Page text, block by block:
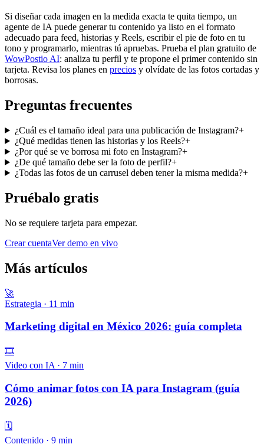
Si diseñar cada imagen en la medida exacta te quita tiempo, un
agente de IA puede generar tu contenido ya listo en el formato
adecuado para feed, historias y Reels, escribir el pie de foto en tu
tono y programarlo, mientras tú apruebas. Prueba el plan gratuito de
WowPostio AI: analiza tu perfil y te propone el primer contenido sin
tarjeta. Revisa los planes en precios y olvídate de las fotos cortadas y
borrosas.
Preguntas frecuentes
¿Cuál es el tamaño ideal para una publicación de Instagram?+
¿Qué medidas tienen las historias y los Reels?+
¿Por qué se ve borrosa mi foto en Instagram?+
¿De qué tamaño debe ser la foto de perfil?+
¿Todas las fotos de un carrusel deben tener la misma medida?+
Pruébalo gratis
No se requiere tarjeta para empezar.
Crear cuentaVer demo en vivo
Más artículos
🚀
Estrategia · 11 min
Marketing digital en México 2026: guía completa
🎞️
Video con IA · 7 min
Cómo animar fotos con IA para Instagram (guía
2026)
🗓️
Contenido · 9 min